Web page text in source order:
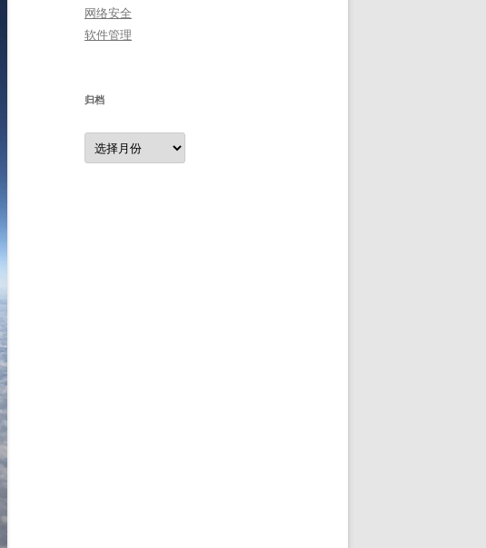
网络安全
软件管理
归档
归
档